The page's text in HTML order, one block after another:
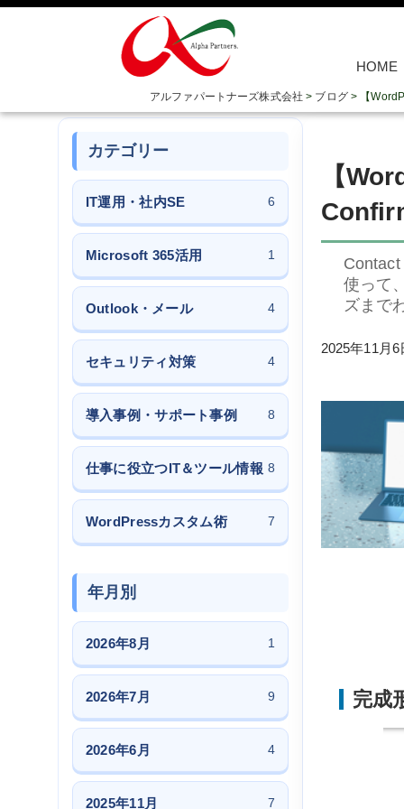
HOME
アルファパートナーズ株式会社 > ブログ> 【
カテゴリー
IT運用・社内SE 6
Microsoft 365活用 1
Outlook・メール 4
セキュリティ対策 4
導入事例・サポート事例 8
仕事に役立つIT＆ツール情報 8
WordPressカスタム術 7
年月別
2026年8月 1
2026年7月 9
2026年6月 4
2025年11月 7
【
使って
ズまで
2025年11月6
完成